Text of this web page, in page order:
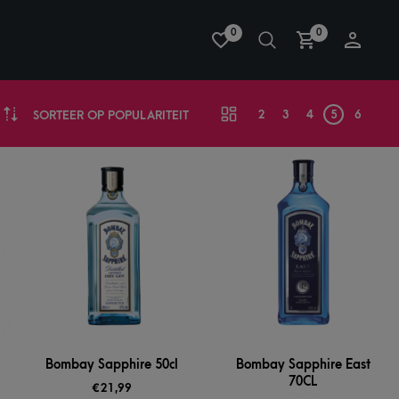
0 0
SORTEER OP POPULARITEIT 2 3 4 5 6
Bombay Sapphire 50cl
€21,99
Bombay Sapphire East
70CL